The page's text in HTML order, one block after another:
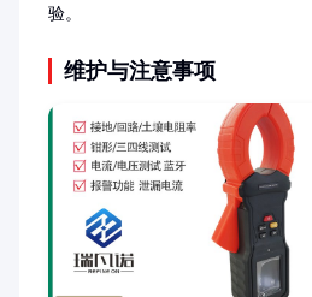
验。
维护与注意事项